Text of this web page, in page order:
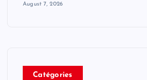
August 7, 2026
Catégories